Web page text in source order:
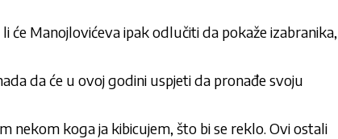
će Manojlovićeva ipak odlučiti da pokaže izabranika,
da će u ovoj godini uspjeti da pronađe svoju
nekom koga ja kibicujem, što bi se reklo. Ovi ostali